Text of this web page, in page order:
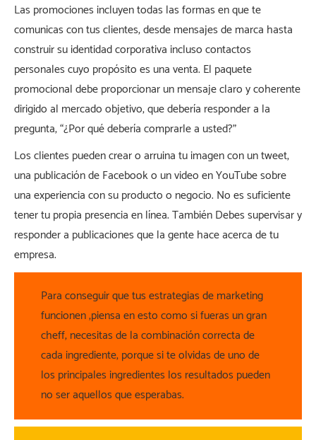
Las promociones incluyen todas las formas en que te
comunicas con tus clientes, desde mensajes de marca hasta
construir su identidad corporativa incluso contactos
personales cuyo propósito es una venta. El paquete
promocional debe proporcionar un mensaje claro y coherente
dirigido al mercado objetivo, que debería responder a la
pregunta, “¿Por qué debería comprarle a usted?”
Los clientes pueden crear o arruina tu imagen con un tweet,
una publicación de Facebook o un video en YouTube sobre
una experiencia con su producto o negocio. No es suficiente
tener tu propia presencia en línea. También Debes supervisar y
responder a publicaciones que la gente hace acerca de tu
empresa.
Para conseguir que tus estrategias de marketing
funcionen ,piensa en esto como si fueras un gran
cheff, necesitas de la combinación correcta de
cada ingrediente, porque si te olvidas de uno de
los principales ingredientes los resultados pueden
no ser aquellos que esperabas.